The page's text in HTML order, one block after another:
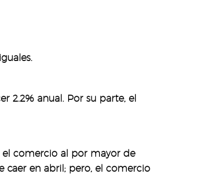
2.2% anual. Por su parte, el
el comercio al por mayor de
caer en abril; pero, el comercio